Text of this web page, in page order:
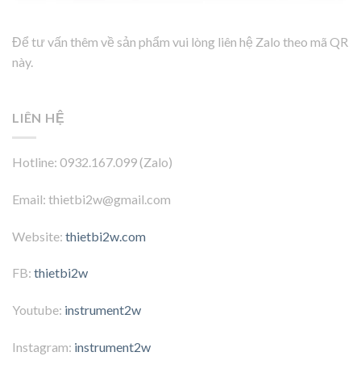
Để tư vấn thêm về sản phẩm vui lòng liên hệ Zalo theo mã QR
này.
LIÊN HỆ
Hotline: 0932.167.099 (Zalo)
Email: thietbi2w@gmail.com
Website: thietbi2w.com
FB: thietbi2w
Youtube: instrument2w
Instagram: instrument2w